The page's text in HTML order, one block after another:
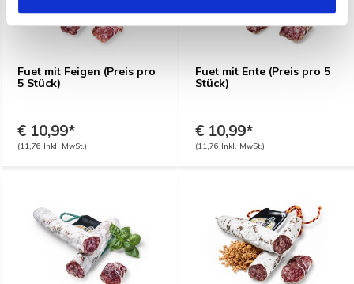
Fuet mit Feigen (Preis pro
5 Stück)
€ 10,99*
(11,76 Inkl. MwSt.)
Fuet mit Ente (Preis pro 5
Stück)
€ 10,99*
(11,76 Inkl. MwSt.)